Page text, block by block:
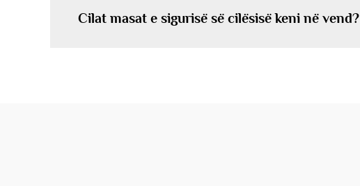
Cilat masat e sigurisë së cilësisë keni në vend?